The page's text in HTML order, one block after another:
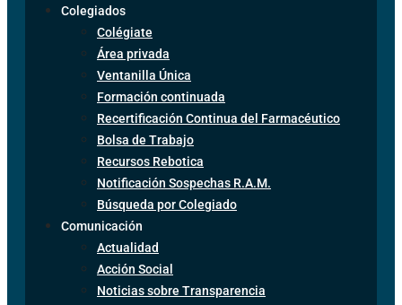
Colegiados
Colégiate
Área privada
Ventanilla Única
Formación continuada
Recertificación Continua del Farmacéutico
Bolsa de Trabajo
Recursos Rebotica
Notificación Sospechas R.A.M.
Búsqueda por Colegiado
Comunicación
Actualidad
Acción Social
Noticias sobre Transparencia